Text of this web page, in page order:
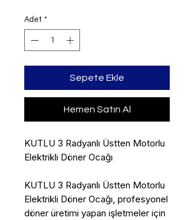
Adet *
Sepete Ekle
Hemen Satın Al
KUTLU 3 Radyanlı Üstten Motorlu
Elektrikli Döner Ocağı
KUTLU 3 Radyanlı Üstten Motorlu
Elektrikli Döner Ocağı, profesyonel
döner üretimi yapan işletmeler için